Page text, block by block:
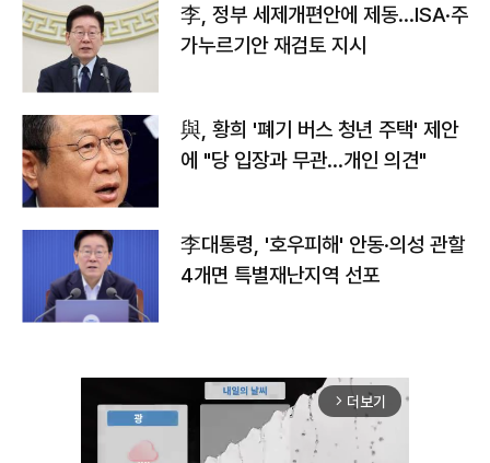
李, 정부 세제개편안에 제동…ISA·주
가누르기안 재검토 지시
與, 황희 '폐기 버스 청년 주택' 제안
에 "당 입장과 무관…개인 의견"
李대통령, '호우피해' 안동·의성 관할
4개면 특별재난지역 선포
arrow_forward_ios 더보기